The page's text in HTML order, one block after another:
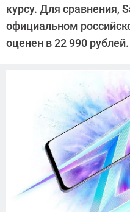
курсу. Для сравнения,
официальном
оценен в 22 990 рублей.